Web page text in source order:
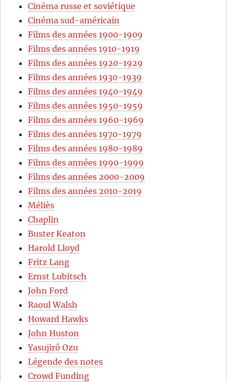
Cinéma russe et soviétique
Cinéma sud-américain
Films des années 1900-1909
Films des années 1910-1919
Films des années 1920-1929
Films des années 1930-1939
Films des années 1940-1949
Films des années 1950-1959
Films des années 1960-1969
Films des années 1970-1979
Films des années 1980-1989
Films des années 1990-1999
Films des années 2000-2009
Films des années 2010-2019
Méliès
Chaplin
Buster Keaton
Harold Lloyd
Fritz Lang
Ernst Lubitsch
John Ford
Raoul Walsh
Howard Hawks
John Huston
Yasujirô Ozu
Légende des notes
Crowd Funding